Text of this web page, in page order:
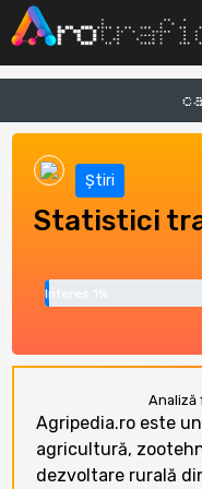
Știri
Statistici
Interes 1%
Analiză
Agripedia.ro este
agricultură,
dezvoltare rurală